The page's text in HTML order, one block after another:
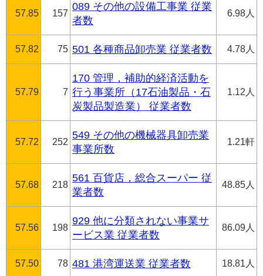
57.85 157
089 その他の設備工事業 従業
者数
6.98人
57.82 75 501 各種商品卸売業 従業者数 4.78人
57.79 7
170 管理，補助的経済活動を
行う事業所（17石油製品・石
炭製品製造業） 従業者数
1.12人
57.72 252
549 その他の機械器具卸売業
事業所数
1.21軒
57.68 218
561 百貨店，総合スーパー 従
業者数
48.85人
57.56 198
929 他に分類されない事業サ
ービス業 従業者数
86.09人
57.50 78 481 港湾運送業 従業者数 18.81人